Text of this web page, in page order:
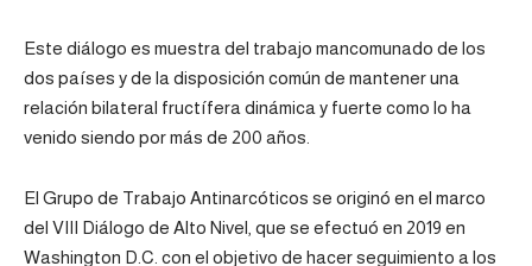
Este diálogo es muestra del trabajo mancomunado de los
dos países y de la disposición común de mantener una
relación bilateral fructífera dinámica y fuerte como lo ha
venido siendo por más de 200 años.
El Grupo de Trabajo Antinarcóticos se originó en el marco
del VIII Diálogo de Alto Nivel, que se efectuó en 2019 en
Washington D.C. con el objetivo de hacer seguimiento a los